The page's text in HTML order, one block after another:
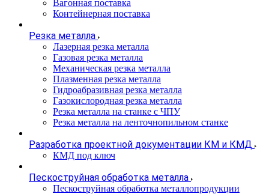
Вагонная поставка
Контейнерная поставка
Резка металла
Лазерная резка металла
Газовая резка металла
Механическая резка металла
Плазменная резка металла
Гидроабразивная резка металла
Газокислородная резка металла
Резка металла на станке с ЧПУ
Резка металла на ленточнопильном станке
Разработка проектной документации КМ и КМД
КМД под ключ
Пескоструйная обработка металла
Пескоструйная обработка металлопродукции